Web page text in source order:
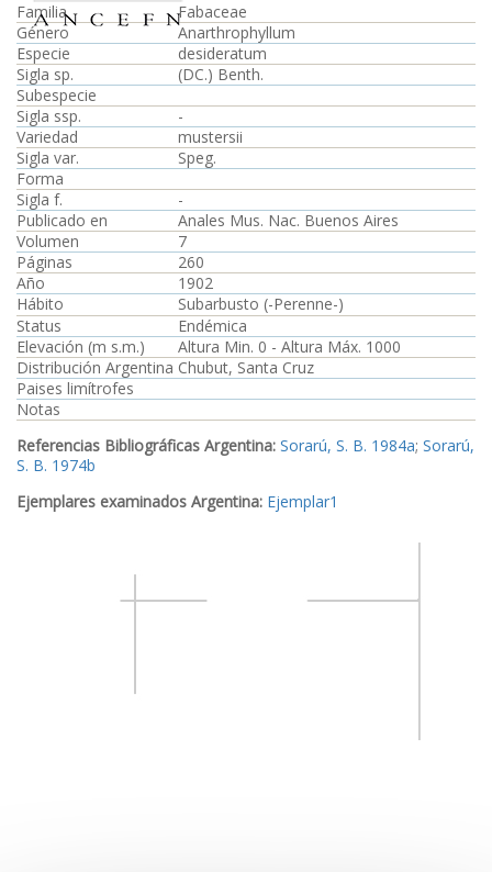
Familia
Fabaceae
Género
Anarthrophyllum
Especie
desideratum
Sigla sp.
(DC.) Benth.
Subespecie
Sigla ssp.
-
Variedad
mustersii
Sigla var.
Speg.
Forma
Sigla f.
-
Publicado en
Anales Mus. Nac. Buenos Aires
Volumen
7
Páginas
260
Año
1902
Hábito
Subarbusto (-Perenne-)
Status
Endémica
Elevación (m s.m.)
Altura Min. 0 - Altura Máx. 1000
Distribución Argentina Chubut, Santa Cruz
Paises limítrofes
Notas
Referencias Bibliográficas Argentina: Sorarú, S. B. 1984a; Sorarú,
S. B. 1974b
Ejemplares examinados Argentina: Ejemplar1